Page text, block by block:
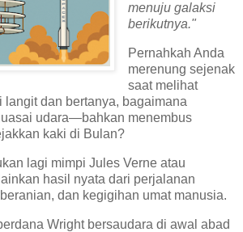
menuju galaksi
berikutnya."
Pernahkah Anda
merenung sejenak
saat melihat
langit dan bertanya, bagaimana
udara—bahkan menembus
kaki di Bulan?
lagi mimpi Jules Verne atau
hasil nyata dari perjalanan
dan kegigihan umat manusia.
Wright bersaudara di awal abad